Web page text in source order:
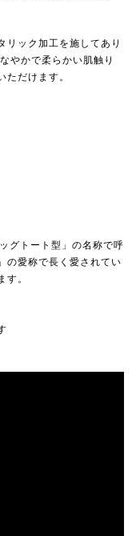
リック加工を施してあり
やかで柔らかい肌触り
ただけます。
グトート型」の名称で呼
の愛称で長く愛されてい
す。